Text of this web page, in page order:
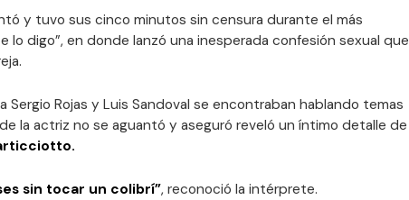
y tuvo sus cinco minutos sin censura durante el más
lo digo”, en donde lanzó una inesperada confesión sexual que
Sergio Rojas y Luis Sandoval se encontraban hablando temas
la actriz no se aguantó y aseguró reveló un íntimo detalle de
sin tocar un colibrí”, reconoció la intérprete.